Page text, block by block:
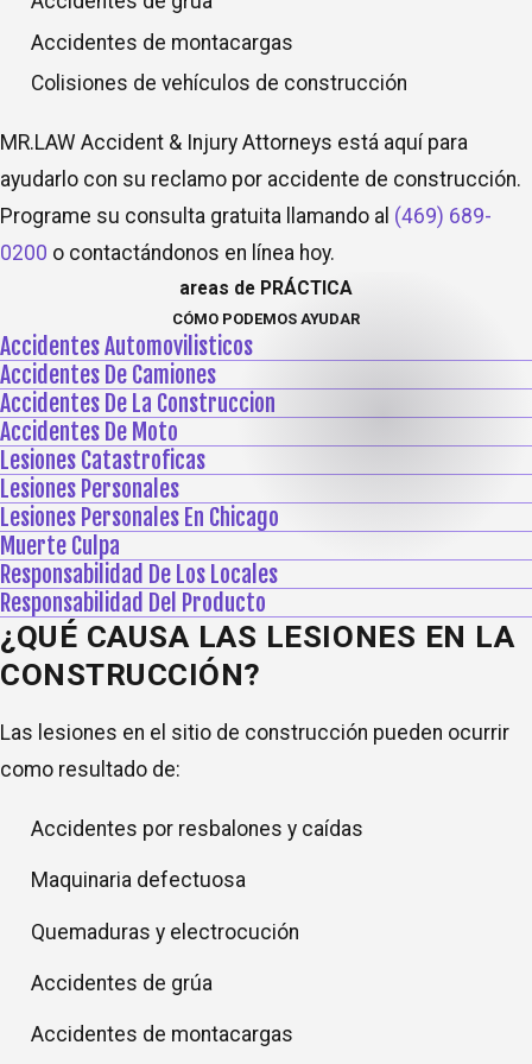
Accidentes de montacargas
Colisiones de vehículos de construcción
MR.LAW Accident & Injury Attorneys está aquí para
ayudarlo con su reclamo por accidente de construcción.
Programe su consulta gratuita llamando al (469) 689-
0200 o contactándonos en línea hoy.
areas de PRÁCTICA
CÓMO PODEMOS AYUDAR
Accidentes Automovilisticos
Accidentes De Camiones
Accidentes De La Construccion
Accidentes De Moto
Lesiones Catastroficas
Lesiones Personales
Lesiones Personales En Chicago
Muerte Culpa
Responsabilidad De Los Locales
Responsabilidad Del Producto
¿QUÉ CAUSA LAS LESIONES EN LA
CONSTRUCCIÓN?
Las lesiones en el sitio de construcción pueden ocurrir
como resultado de:
Accidentes por resbalones y caídas
Maquinaria defectuosa
Quemaduras y electrocución
Accidentes de grúa
Accidentes de montacargas